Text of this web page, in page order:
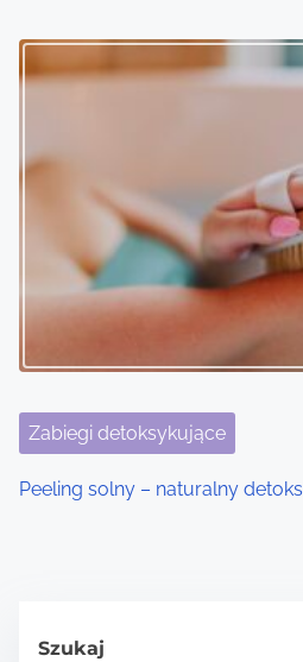
Zabiegi detoksykujące
Peeling solny – naturalny detoks
Szukaj